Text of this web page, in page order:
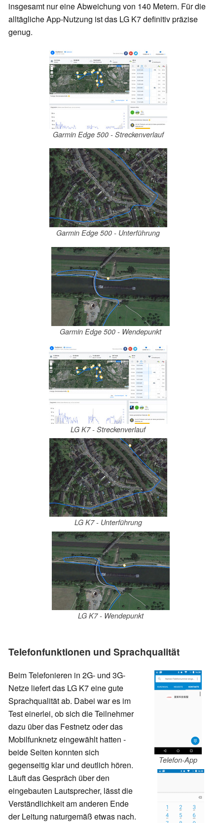
insgesamt nur eine Abweichung von 140 Metern. Für die
alltägliche App-Nutzung ist das LG K7 definitiv präzise
genug.
Garmin Edge 500 - Streckenverlauf
Garmin Edge 500 - Unterführung
Garmin Edge 500 - Wendepunkt
LG K7 - Streckenverlauf
LG K7 - Unterführung
LG K7 - Wendepunkt
Telefonfunktionen und Sprachqualität
Telefon-App
Beim Telefonieren in 2G- und 3G-
Netze liefert das LG K7 eine gute
Sprachqualität ab. Dabei war es im
Test einerlei, ob sich die Teilnehmer
dazu über das Festnetz oder das
Mobilfunknetz eingewählt hatten -
beide Seiten konnten sich
gegenseitig klar und deutlich hören.
Läuft das Gespräch über den
eingebauten Lautsprecher, lässt die
Verständlichkeit am anderen Ende
der Leitung naturgemäß etwas nach.